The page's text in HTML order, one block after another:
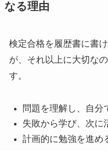
なる理由
検定合格を履歴書に書
が、それ以上に大切な
す。
問題を理解し、自分
失敗から学び、次に
計画的に勉強を進め